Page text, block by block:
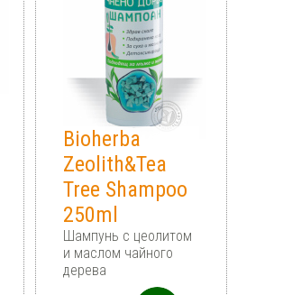
Bioherba
Zeolith&Tea
Tree Shampoo
250ml
Шампунь с цеолитом
и маслом чайного
дерева